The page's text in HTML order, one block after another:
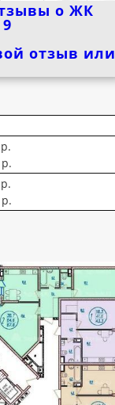
о ЖК
отзыв или